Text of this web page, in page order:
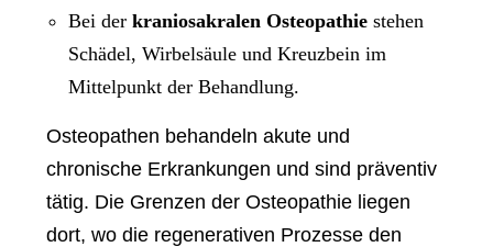
Bei der kraniosakralen Osteopathiestehen
Schädel, Wirbelsäule und Kreuzbein im
Mittelpunkt der Behandlung.
Osteopathen behandeln akute und
chronische Erkrankungen und sind präventiv
tätig. Die Grenzen der Osteopathie liegen
dort, wo die regenerativen Prozesse den